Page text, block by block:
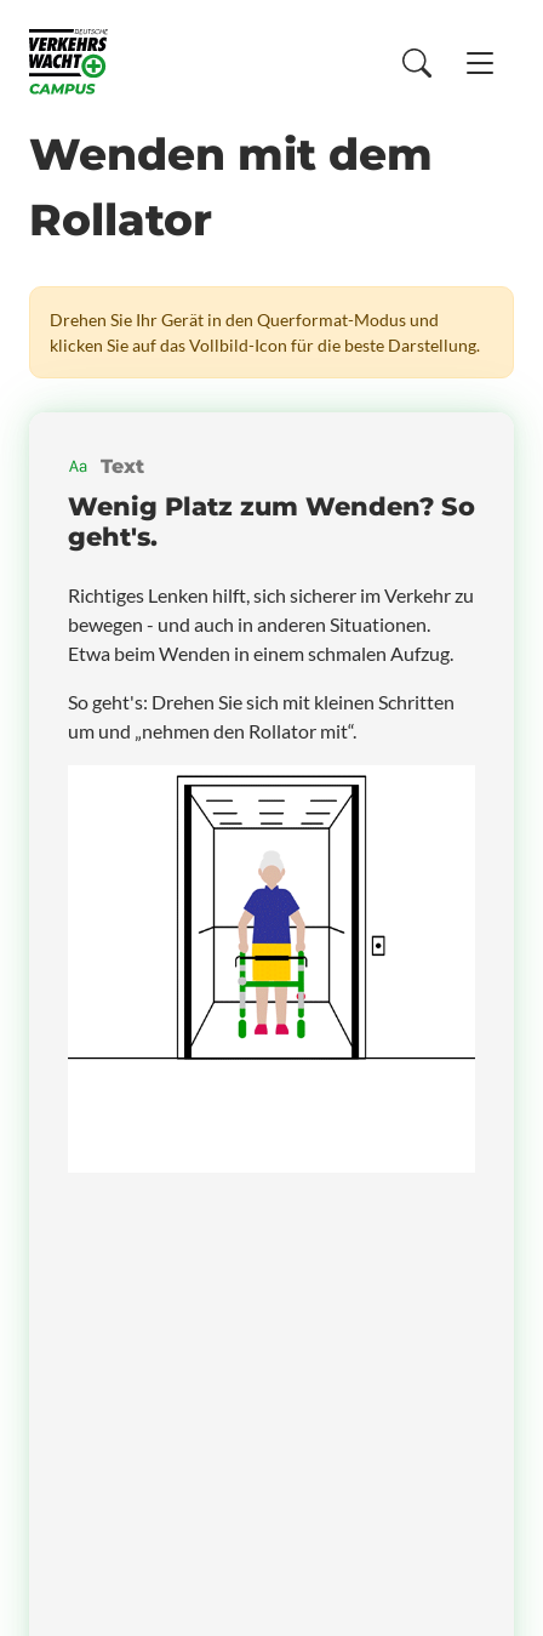
Wenden mit dem
Rollator
Drehen Sie Ihr Gerät in den Querformat-Modus und
klicken Sie auf das Vollbild-Icon für die beste Darstellung.
Text
Wenig Platz zum Wenden? So
geht's.
Richtiges Lenken hilft, sich sicherer im Verkehr zu
bewegen - und auch in anderen Situationen.
Etwa beim Wenden in einem schmalen Aufzug.
So geht's: Drehen Sie sich mit kleinen Schritten
um und „nehmen den Rollator mit“.